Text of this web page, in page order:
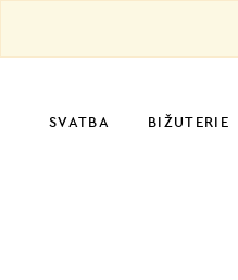
SVATBA BIŽUTERIE